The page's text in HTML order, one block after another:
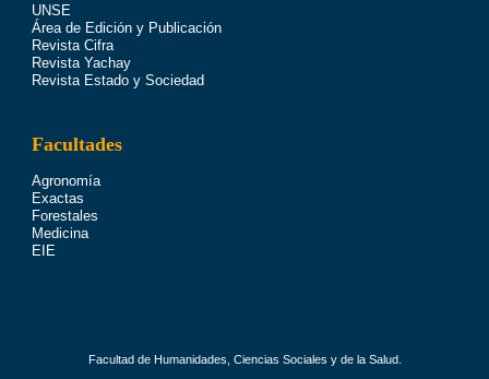
UNSE
Área de Edición y Publicación
Revista Cifra
Revista Yachay
Revista Estado y Sociedad
Facultades
Agronomía
Exactas
Forestales
Medicina
EIE
Facultad de Humanidades, Ciencias Sociales y de la Salud.